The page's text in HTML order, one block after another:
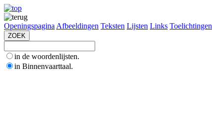
Openingspagina Afbeeldingen Teksten Lijsten Links Toelichtingen
in de woordenlijsten.
in Binnenvaarttaal.